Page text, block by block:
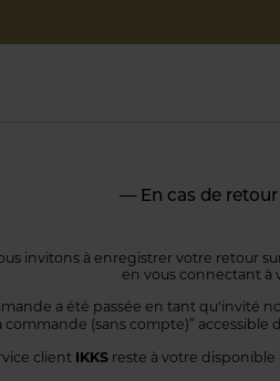
— En cas de
invitons à enregistrer votre retour
en vous connectant à
a été passée en tant qu'invité
commande (sans compte)” accessible
client IKKS reste à votre disponible